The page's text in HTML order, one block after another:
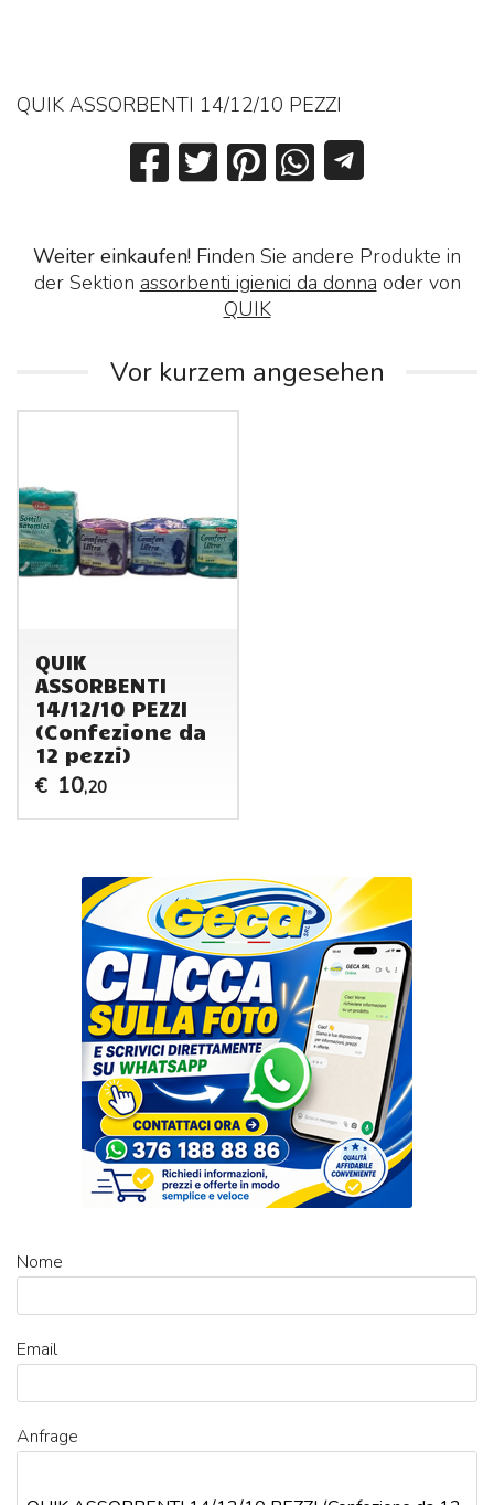
QUIK ASSORBENTI 14/12/10 PEZZI
Weiter einkaufen! Finden Sie andere Produkte in
der Sektion assorbenti igienici da donna oder von
QUIK
Vor kurzem angesehen
QUIK
ASSORBENTI
14/12/10 PEZZI
(Confezione da
12 pezzi)
€ 10,20
Nome
Email
Anfrage